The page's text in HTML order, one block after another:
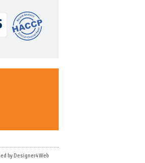
byDesigner4Web